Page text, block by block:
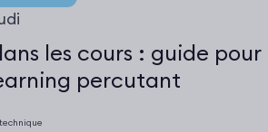
les cours : guide pour
percutant